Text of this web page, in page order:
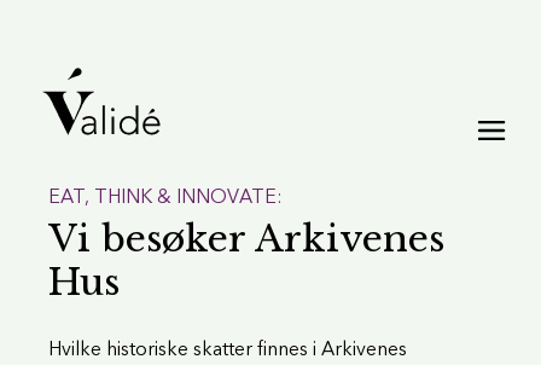
EAT, THINK & INNOVATE:
Vi besøker Arkivenes
Hus
Hvilke historiske skatter finnes i Arkivenes